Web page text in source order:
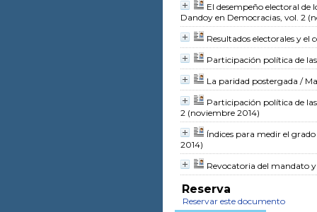
El desempeño electoral de
Dandoy en Democracias, vol. 2
Resultados electorales y el
Participación política de
La paridad postergada /
Participación política de
2 (noviembre 2014)
Índices para medir el
2014)
Revocatoria del mandato
Reserva
Reservar este documento